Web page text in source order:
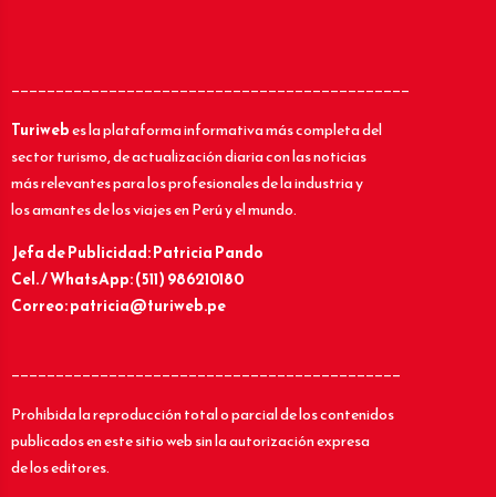
_____________________________________________
Turiwebes la plataforma informativa más completa del
sector turismo, de actualización diaria con las noticias
más relevantes para los profesionales de la industria y
los amantes de los viajes en Perú y el mundo.
Jefa de Publicidad: Patricia Pando
Cel. / WhatsApp: (511) 986210180
Correo: patricia@turiweb.pe
____________________________________________
Prohibida la reproducción total o parcial de los contenidos
publicados en este sitio web sin la autorización expresa
de los editores.